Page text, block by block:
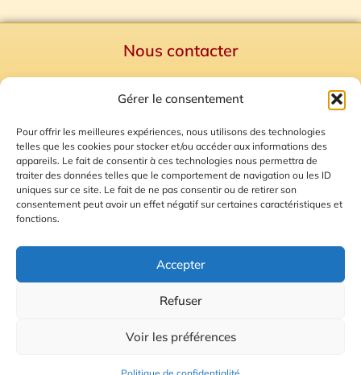
Gérer le consentement
Pour offrir les meilleures expériences, nous utilisons des technologies
telles que les cookies pour stocker et/ou accéder aux informations des
appareils. Le fait de consentir à ces technologies nous permettra de
traiter des données telles que le comportement de navigation ou les ID
uniques sur ce site. Le fait de ne pas consentir ou de retirer son
consentement peut avoir un effet négatif sur certaines caractéristiques et
fonctions.
Accepter
Refuser
Voir les préférences
Nous contacter
Mentions Légales
Plan du site
Gestion des Cookies
© 2026 Radio Calade